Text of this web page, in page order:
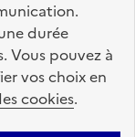
durée
Vous pouvez à
vos choix en
cookies.